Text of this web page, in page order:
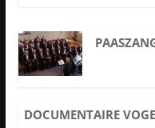
DOCUMENTAIRE